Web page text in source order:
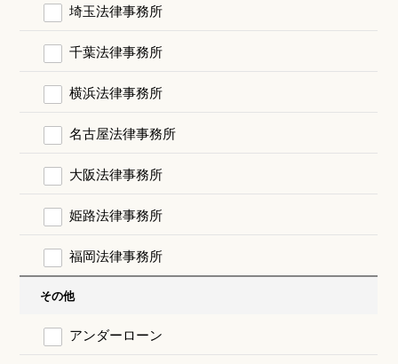
埼玉法律事務所
千葉法律事務所
横浜法律事務所
名古屋法律事務所
大阪法律事務所
姫路法律事務所
福岡法律事務所
その他
アンダーローン